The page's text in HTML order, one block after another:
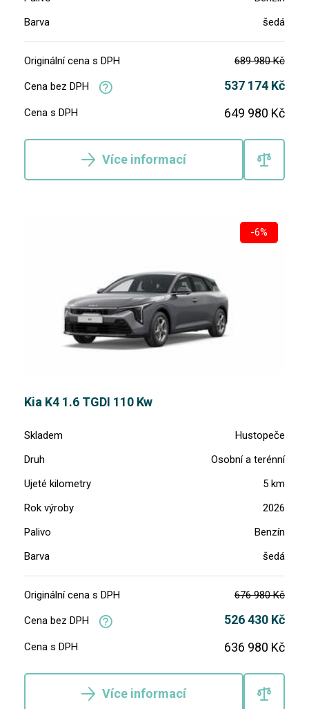
Barva
šedá
Originální cena s DPH 689 980 Kč
Cena bez DPH 537 174 Kč
Cena s DPH 649 980 Kč
Více informací
-6%
Kia K4 1.6 TGDI 110 Kw
Skladem
Hustopeče
Druh
Osobní a terénní
Ujeté kilometry
5 km
Rok výroby
2026
Palivo
Benzín
Barva
šedá
Originální cena s DPH 676 980 Kč
Cena bez DPH 526 430 Kč
Cena s DPH 636 980 Kč
Více informací